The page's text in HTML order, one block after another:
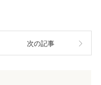
次の記事